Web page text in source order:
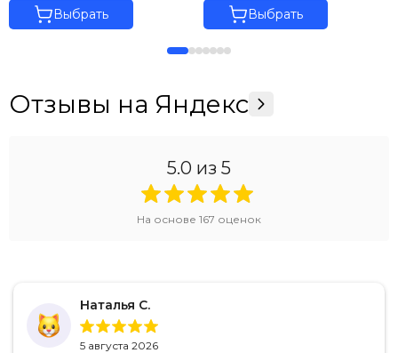
Выбрать Выбрать
Отзывы на Яндекс
5.0 из 5
На основе 167 оценок
Наталья С.
5 августа 2026